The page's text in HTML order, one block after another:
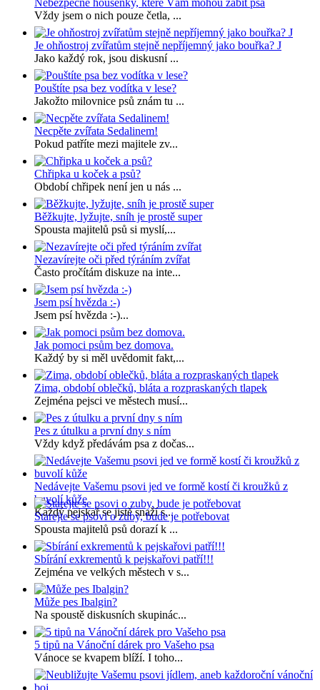
Vždy jsem o nich pouze četla, ...
Je ohňostroj zvířatům stejně nepříjemný jako bouřka? J
Jako každý rok, jsou diskusní ...
Pouštíte psa bez vodítka v lese?
Jakožto milovnice psů znám tu ...
Necpěte zvířata Sedalinem!
Pokud patříte mezi majitele zv...
Chřipka u koček a psů?
Období chřipek není jen u nás ...
Běžkujte, lyžujte, sníh je prostě super
Spousta majitelů psů si myslí,...
Nezavírejte oči před týráním zvířat
Často pročítám diskuze na inte...
Jsem psí hvězda :-)
Jsem psí hvězda :-)...
Jak pomoci psům bez domova.
Každý by si měl uvědomit fakt,...
Zima, období oblečků, bláta a rozpraskaných tlapek
Zejména pejsci ve městech musí...
Pes z útulku a první dny s ním
Vždy když předávám psa z dočas...
Nedávejte Vašemu psovi jed ve formě kostí či kroužků z
buvolí kůže
Každý pejskař se jistě snaží s...
Starejte se psovi o zuby, bude je potřebovat
Spousta majitelů psů dorazí k ...
Sbírání exkrementů k pejskařovi patří!!!
Zejména ve velkých městech v s...
Může pes Ibalgin?
Na spoustě diskusních skupinác...
5 tipů na Vánoční dárek pro Vašeho psa
Vánoce se kvapem blíží. I toho...